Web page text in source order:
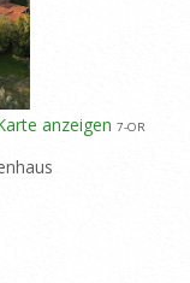
anzeigen 7-OR